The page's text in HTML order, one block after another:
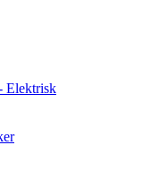
Elektrisk